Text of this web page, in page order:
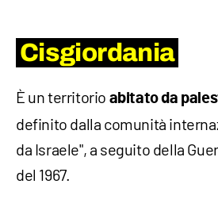
Cisgiordania
È un territorio abitato da
definito dalla comunità
da Israele", a seguito della
del 1967.